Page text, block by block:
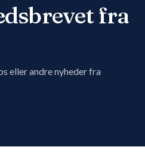
fra
eller andre nyheder fra